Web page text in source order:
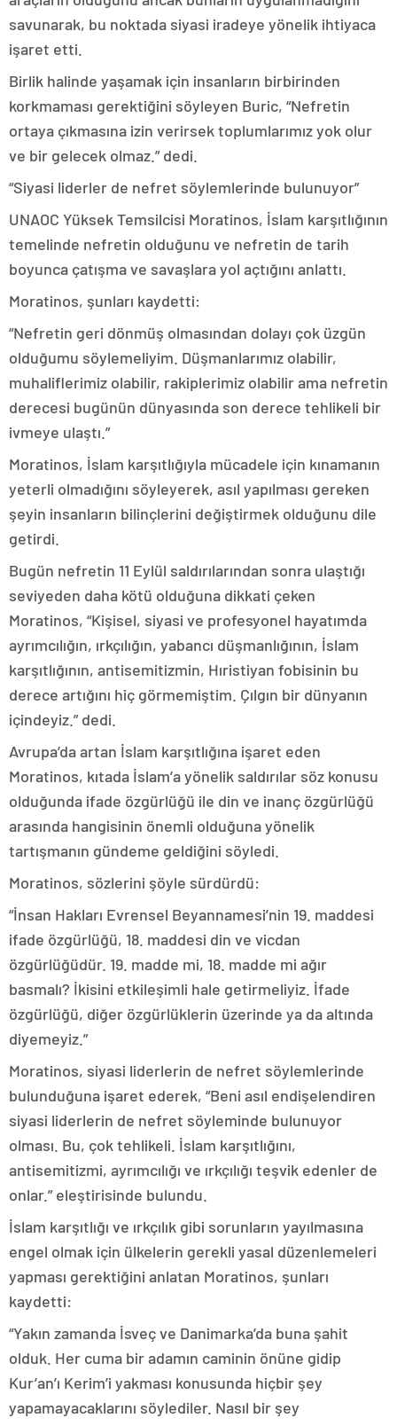
savunarak, bu noktada siyasi iradeye yönelik ihtiyaca
işaret etti.
Birlik halinde yaşamak için insanların birbirinden
korkmaması gerektiğini söyleyen Buric, “Nefretin
ortaya çıkmasına izin verirsek toplumlarımız yok olur
ve bir gelecek olmaz.” dedi.
“Siyasi liderler de nefret söylemlerinde bulunuyor”
UNAOC Yüksek Temsilcisi Moratinos, İslam karşıtlığının
temelinde nefretin olduğunu ve nefretin de tarih
boyunca çatışma ve savaşlara yol açtığını anlattı.
Moratinos, şunları kaydetti:
“Nefretin geri dönmüş olmasından dolayı çok üzgün
olduğumu söylemeliyim. Düşmanlarımız olabilir,
muhaliflerimiz olabilir, rakiplerimiz olabilir ama nefretin
derecesi bugünün dünyasında son derece tehlikeli bir
ivmeye ulaştı.”
Moratinos, İslam karşıtlığıyla mücadele için kınamanın
yeterli olmadığını söyleyerek, asıl yapılması gereken
şeyin insanların bilinçlerini değiştirmek olduğunu dile
getirdi.
Bugün nefretin 11 Eylül saldırılarından sonra ulaştığı
seviyeden daha kötü olduğuna dikkati çeken
Moratinos, “Kişisel, siyasi ve profesyonel hayatımda
ayrımcılığın, ırkçılığın, yabancı düşmanlığının, İslam
karşıtlığının, antisemitizmin, Hıristiyan fobisinin bu
derece artığını hiç görmemiştim. Çılgın bir dünyanın
içindeyiz.” dedi.
Avrupa’da artan İslam karşıtlığına işaret eden
Moratinos, kıtada İslam’a yönelik saldırılar söz konusu
olduğunda ifade özgürlüğü ile din ve inanç özgürlüğü
arasında hangisinin önemli olduğuna yönelik
tartışmanın gündeme geldiğini söyledi.
Moratinos, sözlerini şöyle sürdürdü:
“İnsan Hakları Evrensel Beyannamesi’nin 19. maddesi
ifade özgürlüğü, 18. maddesi din ve vicdan
özgürlüğüdür. 19. madde mi, 18. madde mi ağır
basmalı? İkisini etkileşimli hale getirmeliyiz. İfade
özgürlüğü, diğer özgürlüklerin üzerinde ya da altında
diyemeyiz.”
Moratinos, siyasi liderlerin de nefret söylemlerinde
bulunduğuna işaret ederek, “Beni asıl endişelendiren
siyasi liderlerin de nefret söyleminde bulunuyor
olması. Bu, çok tehlikeli. İslam karşıtlığını,
antisemitizmi, ayrımcılığı ve ırkçılığı teşvik edenler de
onlar.” eleştirisinde bulundu.
İslam karşıtlığı ve ırkçılık gibi sorunların yayılmasına
engel olmak için ülkelerin gerekli yasal düzenlemeleri
yapması gerektiğini anlatan Moratinos, şunları
kaydetti:
“Yakın zamanda İsveç ve Danimarka’da buna şahit
olduk. Her cuma bir adamın caminin önüne gidip
Kur’an’ı Kerim’i yakması konusunda hiçbir şey
yapamayacaklarını söylediler. Nasıl bir şey